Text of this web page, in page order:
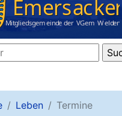
Leben Termine